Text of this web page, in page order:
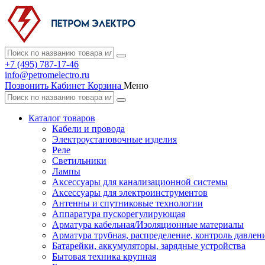
+7 (495) 787-17-46
info@petromelectro.ru
Позвонить Кабинет Корзина Меню
Каталог товаров
Кабели и провода
Электроустановочные изделия
Реле
Светильники
Лампы
Аксессуары для канализационной системы
Аксессуары для электроинструментов
Антенны и спутниковые технологии
Аппаратура пускорегулирующая
Арматура кабельная/Изоляционные материалы
Арматура трубная, распределение, контроль
Батарейки, аккумуляторы, зарядные устройства
Бытовая техника крупная